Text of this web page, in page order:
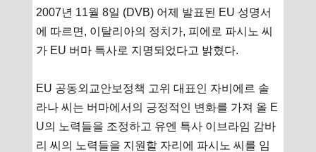
2007년 11월 8일 (DVB) 어제 발표된 EU 성명서
에 따르면, 이탈리아의 정치가, 피에로 파시노 씨
가 EU 버마 특사로 지명되었다고 밝혔다.
EU 공동외교안보정책 고위 대표인 자비에르 솔
라나 씨는 버마에서의 긍정적인 변화를 가져 올 E
U의 노력들을 조정하고 유엔 특사 이브라임 감바
리 씨의 노력들을 지원할 자리에 파시노 씨를 임